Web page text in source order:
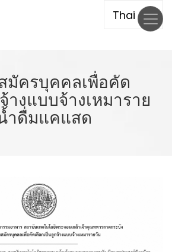
มัครบุคคลเพื่อคัด
างแบบจ้างเหมาราย
ำดื่มแคแสด